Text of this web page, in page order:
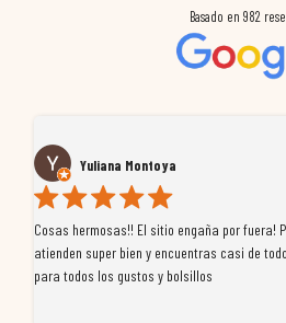
Basado en 982
Yuliana Montoya
Cosas hermosas!! El sitio engaña por fuera!
atienden super bien y encuentras casi de
para todos los gustos y bolsillos